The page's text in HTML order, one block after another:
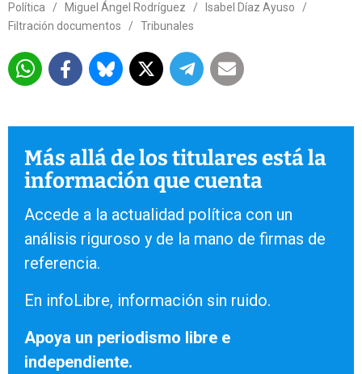
Política
/ Miguel Ángel Rodríguez / Isabel Díaz Ayuso
/
Filtración documentos
/ Tribunales
Más allá de los titulares está la
información que cuenta
Accede a la actualidad política con un
análisis riguroso y de la mano de firmas de
referencia.
En infoLibre, información sin ruido.
Apoya un periodismo libre e
independiente.